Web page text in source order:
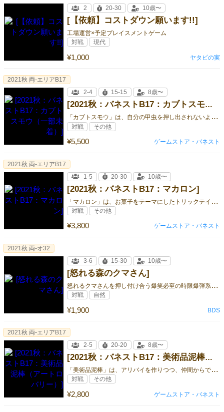
[【依頼】コストダウン願います!!]
工場運営×予定プレイスメントゲーム
¥1,000
2 20-30 10歳〜
対戦 現代
ヤタピの実
[2021秋：バネストB17：カブトスモウ（一部未着）]
「
カブトスモウ」は、自分の甲虫を押し出されないように、ディスクを差し込mu、甲虫の世界の相撲をテーマにしたアクションゲームです。
¥5,500
2021秋 両-エリアB17
2-4
15-15 8歳〜
対戦 その他
ゲームストア・バネスト
[2021秋：バネストB17：マカロン]
「
マカロン」は、お菓子をテーマにしたトリックテイキングゲームで、パティシエとなり王室御用達のパティシエになることを目指します。
¥3,800
2021秋 両-エリアB17
1-5
20-30 10歳〜
対戦 その他
ゲームストア・バネスト
[怒れる森のクマさん]
怒
れるクマさんを押し付け合う爆笑必至の時限爆弾系ゲーム
¥1,900
2021秋 両-オ32
3-6
15-30 10歳〜
対戦 自然
BDS
[2021秋：バネストB17：美術品泥棒（アートロバリー）]
「
美術品泥棒」は、アリバイを作りつつ、仲間からできるだけ多くの美術品を奪うゲームです。
¥2,800
2021秋 両-エリアB17
2-5
20-20 8歳〜
対戦 その他
ゲームストア・バネスト